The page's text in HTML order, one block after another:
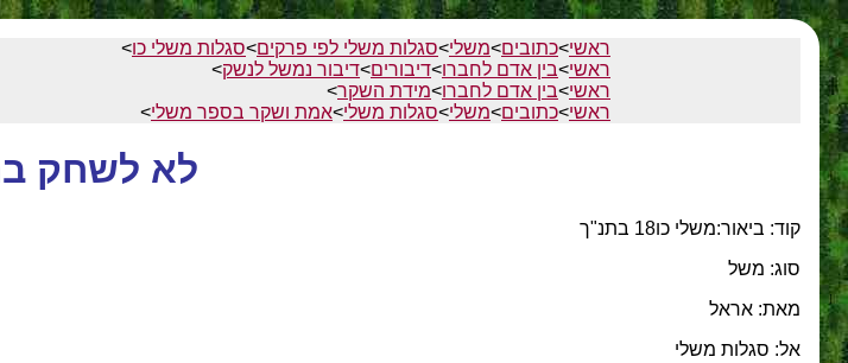
ראשי>כתובים>משלי>סגלות משלי לפי פרקים>סגלות משלי כו>
ראשי>בין אדם לחברו>דיבורים>דיבור נמשל לנשק>
ראשי>בין אדם לחברו>מידת השקר>
ראשי>כתובים>משלי>סגלות משלי>אמת ושקר בספר משלי>
לא לשחק
קוד: ביאור:משלי כו18 בתנ"ך
סוג: משל
מאת: אראל
אל: סגלות משלי